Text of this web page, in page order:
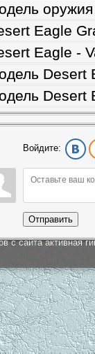
оружия
Eagle
Eagle -
Desert
Desert
Войдите:
Отправить
с сайта активная